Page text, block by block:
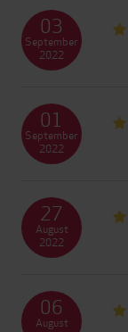
03
September
2022
01
September
2022
27
August
2022
06
August